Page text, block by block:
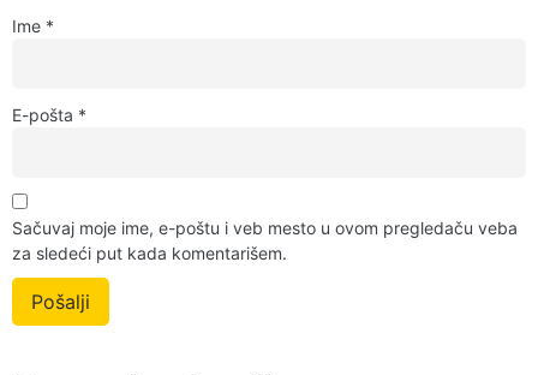
Ime *
E-pošta *
Sačuvaj moje ime, e-poštu i veb mesto u ovom pregledaču veba
za sledeći put kada komentarišem.